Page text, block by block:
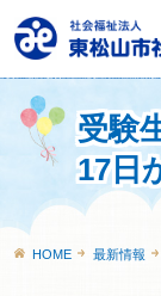
受験
17日
HOME 最新情報